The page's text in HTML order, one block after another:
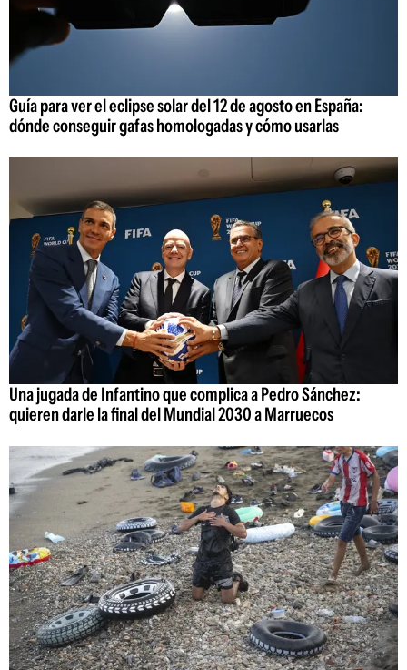
Guía para ver el eclipse solar del 12 de agosto en España:
dónde conseguir gafas homologadas y cómo usarlas
Una jugada de Infantino que complica a Pedro Sánchez:
quieren darle la final del Mundial 2030 a Marruecos